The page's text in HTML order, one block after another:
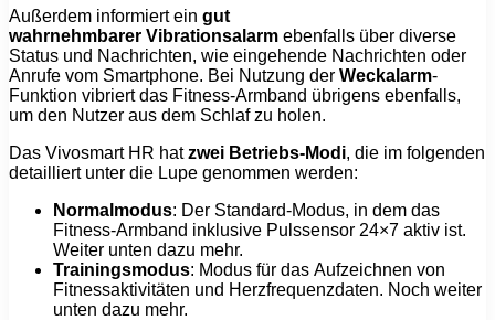
Außerdem informiert ein gut
wahrnehmbarer Vibrationsalarm ebenfalls über diverse
Status und Nachrichten, wie eingehende Nachrichten oder
Anrufe vom Smartphone. Bei Nutzung der Weckalarm-
Funktion vibriert das Fitness-Armband übrigens ebenfalls,
um den Nutzer aus dem Schlaf zu holen.
Das Vivosmart HR hatzwei Betriebs-Modi, die im folgenden
detailliert unter die Lupe genommen werden:
Normalmodus: Der Standard-Modus, in dem das
Fitness-Armband inklusive Pulssensor 24×7 aktiv ist.
Weiter unten dazu mehr.
Trainingsmodus: Modus für das Aufzeichnen von
Fitnessaktivitäten und Herzfrequenzdaten. Noch weiter
unten dazu mehr.